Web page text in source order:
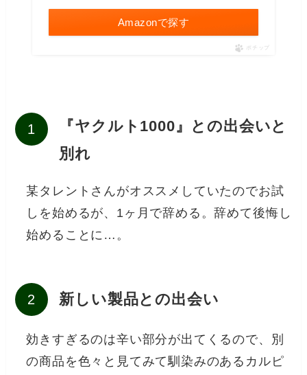
Amazonで探す
ポチップ
『ヤクルト1000』との出会いと
別れ
某タレントさんがオススメしていたのでお試
しを始めるが、1ヶ月で辞める。辞めて後悔し
始めることに…。
新しい製品との出会い
効きすぎるのは辛い部分が出てくるので、別
の商品を色々と見てみて馴染みのあるカルピ